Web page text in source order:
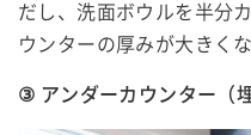
だし、洗面ボウルを半分
ウンターの厚みが大きくな
③ アンダーカウンター（